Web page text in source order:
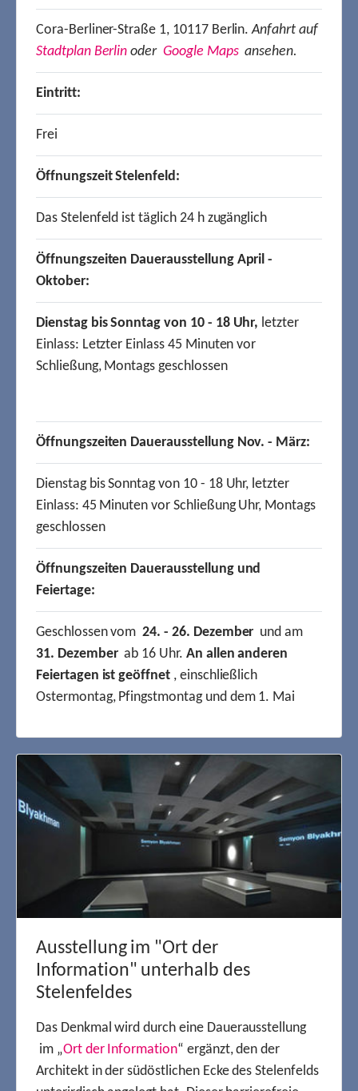
Ausstellung im "Ort der
Information" unterhalb des
Stelenfeldes
Das Denkmal wird durch eine Dauerausstellung
im „Ort der Information“ ergänzt, den der
Architekt in der südöstlichen Ecke des Stelenfelds
Cora-Berliner-Straße 1, 10117 Berlin.Anfahrt auf
Stadtplan Berlin oder Google Mapsansehen.
Eintritt:
Frei
Öffnungszeit Stelenfeld:
Das Stelenfeld ist täglich 24 h zugänglich
Öffnungszeiten Dauerausstellung April -
Oktober:
Dienstag bis Sonntag von 10 - 18 Uhr, letzter
Einlass: Letzter Einlass 45 Minuten vor
Schließung, Montags geschlossen
Öffnungszeiten Dauerausstellung Nov. - März:
Dienstag bis Sonntag von 10 - 18 Uhr, letzter
Einlass: 45 Minuten vor Schließung Uhr, Montags
geschlossen
Öffnungszeiten Dauerausstellung und
Feiertage:
Geschlossen vom24. - 26. Dezember und am
31. Dezemberab 16 Uhr. An allen anderen
Feiertagen ist geöffnet, einschließlich
Ostermontag, Pfingstmontag und dem 1. Mai